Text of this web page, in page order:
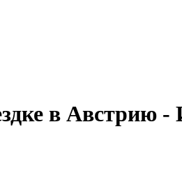
в Австрию -